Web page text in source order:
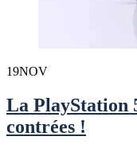
19NOV
La PlayStation
contrées !